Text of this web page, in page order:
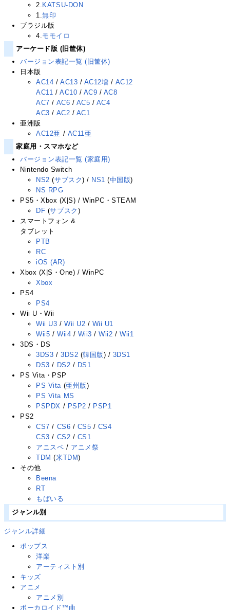
2. KATSU-DON
1.無印
ブラジル版
4.モモイロ
アーケード版 (旧筐体)
バージョン表記一覧 (旧筐体)
日本版
AC14 /AC13 / AC12増 / AC12
AC11 /AC10 / AC9 / AC8
AC7 / AC6 / AC5 / AC4
AC3 / AC2 / AC1
亜洲版
AC12亜 / AC11亜
家庭用・スマホなど
バージョン表記一覧 (家庭用)
Nintendo Switch
NS2 (サブスク) / NS1 (中国版)
NS RPG
PS5・Xbox (X|S) / WinPC・STEAM
DF (サブスク )
スマートフォン &
タブレット
PTB
RC
iOS (AR)
Xbox (X|S・One) / WinPC
Xbox
PS4
PS4
Wii U・Wii
Wii U3 /Wii U2 / Wii U1
Wii5 /Wii4 / Wii3 /Wii2 / Wii1
3DS・DS
3DS3 /3DS2 (韓国版) / 3DS1
DS3 / DS2 / DS1
PS Vita・PSP
PS Vita (亜州版)
PS Vita MS
PSPDX / PSP2 / PSP1
PS2
CS7 / CS6 / CS5 / CS4
CS3 / CS2 / CS1
アニスペ / アニメ祭
TDM (米TDM)
その他
Beena
RT
もばいる
ジャンル別
ジャンル詳細
ポップス
洋楽
アーティスト別
キッズ
アニメ
アニメ別
ボーカロイド™曲